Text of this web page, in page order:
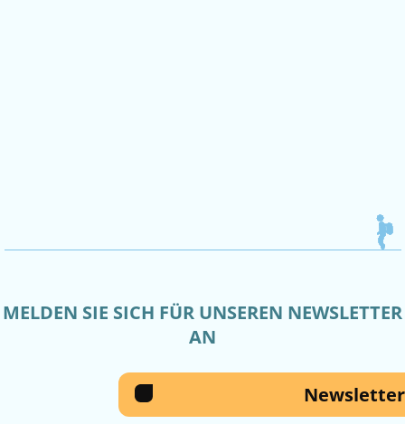
MELDEN SIE SICH FÜR UNSEREN NEWSLETTER
AN
Newsletter